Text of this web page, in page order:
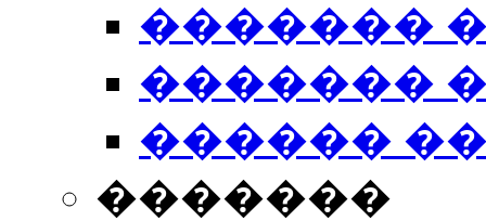
�������
�������
������
�������